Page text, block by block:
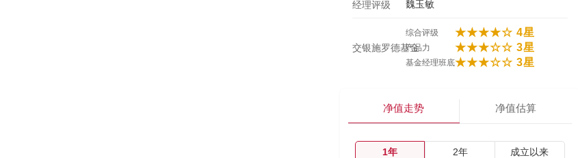
经理评级 魏玉敏
交银施罗德基金
综合评级 ★★★★☆ 4星
产品力 ★★★☆☆ 3星
基金经理班底★★★☆☆ 3星
净值走势 净值估算
1年 2年 成立以来